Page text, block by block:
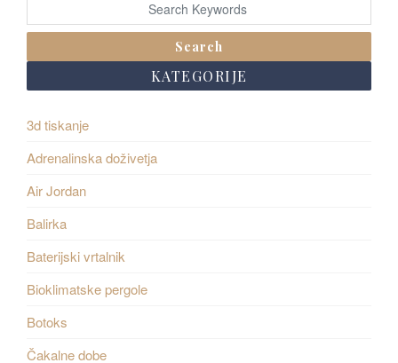
Search
KATEGORIJE
3d tiskanje
Adrenalinska doživetja
Air Jordan
Balirka
Baterijski vrtalnik
Bioklimatske pergole
Botoks
Čakalne dobe